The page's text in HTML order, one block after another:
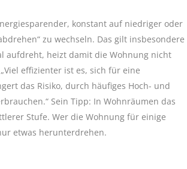
konstant auf niedriger oder
zu wechseln. Das gilt insbesondere
aufdreht, heizt damit die Wohnung nicht
effizienter ist es, sich für eine
das Risiko, durch häufiges Hoch- und
Sein Tipp: In Wohnräumen das
Stufe. Wer die Wohnung für einige
etwas herunterdrehen.